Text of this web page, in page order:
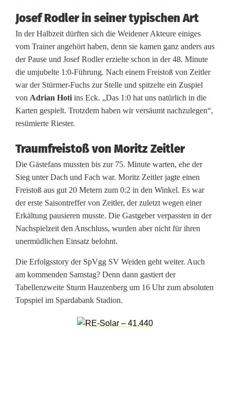
e
b
e
f
e
i
e
r
t
d
i
e
S
p
V
Josef Rodler in seiner typischen Art
In der Halbzeit dürften sich die Weidener Akteure einiges
vom Trainer angehört haben, denn sie kamen ganz anders aus
der Pause und Josef Rodler erzielte schon in der 48. Minute
die umjubelte 1:0-Führung. Nach einem Freistoß von Zeitler
war der Stürmer-Fuchs zur Stelle und spitzelte ein Zuspiel
von Adrian Hoti ins Eck. „Das 1:0 hat uns natürlich in die
Karten gespielt. Trotzdem haben wir versäumt nachzulegen“,
resümierte Riester.
Traumfreistoß von Moritz Zeitler
Die Gästefans mussten bis zur 75. Minute warten, ehe der
Sieg unter Dach und Fach war. Moritz Zeitler jagte einen
Freistoß aus gut 20 Metern zum 0:2 in den Winkel. Es war
der erste Saisontreffer von Zeitler, der zuletzt wegen einer
Erkältung pausieren musste. Die Gastgeber verpassten in der
Nachspielzeit den Anschluss, wurden aber nicht für ihren
unermüdlichen Einsatz belohnt.
Die Erfolgsstory der SpVgg SV Weiden geht weiter. Auch
am kommenden Samstag? Denn dann gastiert der
Tabellenzweite Sturm Hauzenberg um 16 Uhr zum absoluten
Topspiel im Spardabank Stadion.